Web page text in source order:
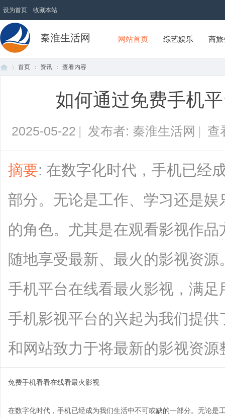
设为首页 收藏本站
秦淮生活网 网站首页 综艺娱乐 商
首页 资讯 查看内容
如何通过免费手机
2025-05-22 | 发布者: 秦淮生活网 | 查
摘要: 在数字化时代，手机已经
部分。无论是工作、学习还是
的角色。尤其是在观看影视作
随地享受最新、最火的影视资
手机平台在线看最火影视，满
手机影视平台的兴起为我们提
和网站致力于将最新的影视资源
免费手机看看在线看最火影视
在数字化时代，手机已经成为我们生活中不可或缺的一部分。无论是